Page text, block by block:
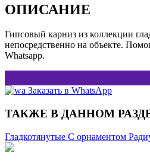
ОПИСАНИЕ
Гипсовый карниз из коллекции
непосредственно на объекте.
Whatsapp.
Заказать в WhatsApp
ТАКЖЕ В ДАННОМ
Гладкотянутые C орнаментом